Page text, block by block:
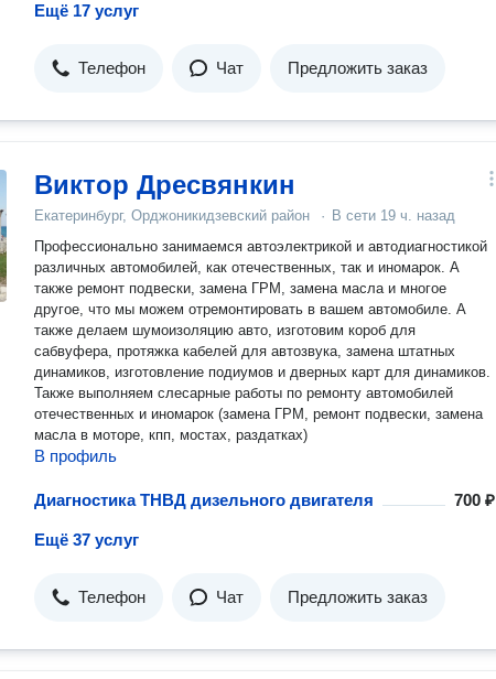
Ещё 17 услуг
Телефон Чат Предложить заказ
Виктор Дресвянкин
Екатеринбург, Орджоникидзевский район · В сети 19 ч. назад
Профессионально занимаемся автоэлектрикой и автодиагностикой
различных автомобилей, как отечественных, так и иномарок. А
также ремонт подвески, замена ГРМ, замена масла и многое
другое, что мы можем отремонтировать в вашем автомобиле. А
также делаем шумоизоляцию авто, изготовим короб для
сабвуфера, протяжка кабелей для автозвука, замена штатных
динамиков, изготовление подиумов и дверных карт для динамиков.
Также выполняем слесарные работы по ремонту автомобилей
отечественных и иномарок (замена ГРМ, ремонт подвески, замена
масла в моторе, кпп, мостах, раздатках)
В профиль
Диагностика ТНВД дизельного двигателя 700 ₽
Ещё 37 услуг
Телефон Чат Предложить заказ